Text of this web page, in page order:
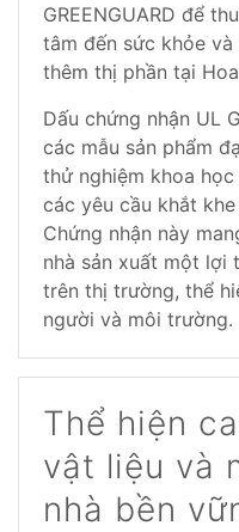
GREENGUARD để
tâm đến sức khỏe
thêm thị phần tại
Dấu chứng nhận UL
các mẫu sản phẩm
thử nghiệm khoa
các yêu cầu khắt
Chứng nhận này
nhà sản xuất một lợi
trên thị trường, thể
người và môi trường.
Thể hiện
vật liệu và
nhà bền